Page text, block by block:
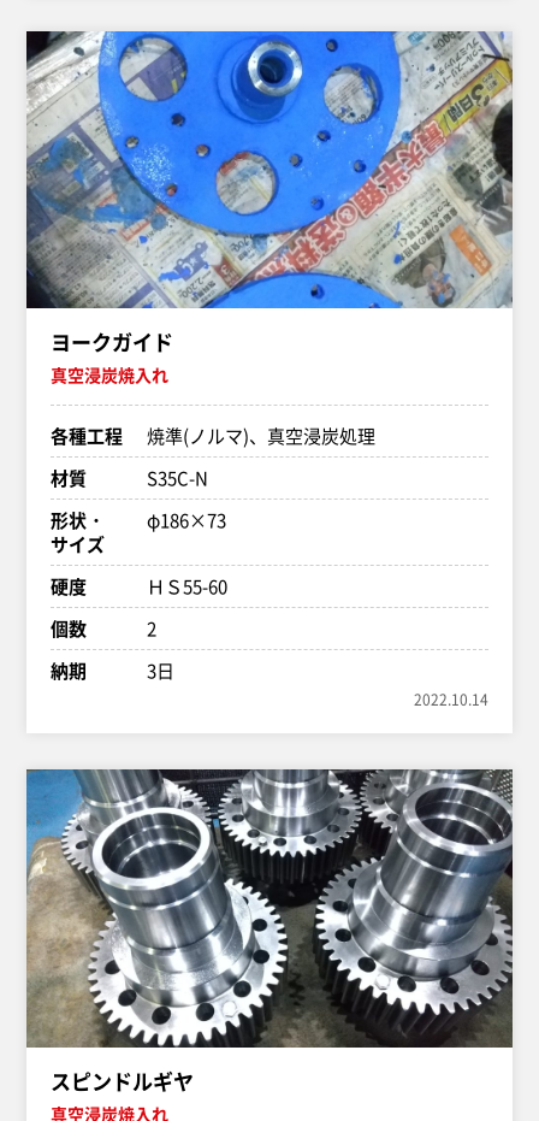
ヨークガイド
真空浸炭焼入れ
各種工程
焼準(ノルマ)、真空浸炭処理
材質
S35C-N
形状・
サイズ
φ186×73
硬度
ＨＳ55-60
個数
2
納期
3日
2022.10.14
スピンドルギヤ
真空浸炭焼入れ